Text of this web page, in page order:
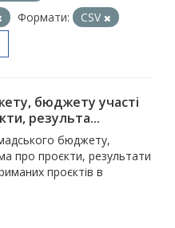
Формати:
CSV
бюджету участі
результа...
бюджету,
про проєкти, результати
проєктів в